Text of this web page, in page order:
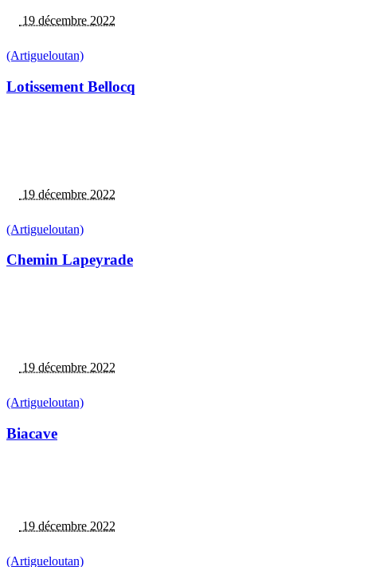
19 décembre 2022
(Artigueloutan)
Lotissement Bellocq
19 décembre 2022
(Artigueloutan)
Chemin Lapeyrade
19 décembre 2022
(Artigueloutan)
Biacave
19 décembre 2022
(Artigueloutan)